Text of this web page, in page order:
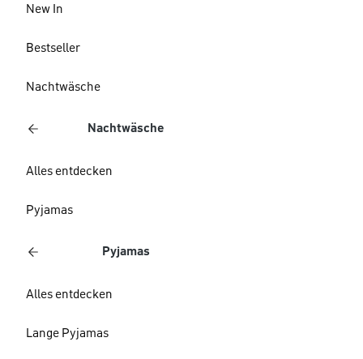
New In
Bestseller
Nachtwäsche
Nachtwäsche
Alles entdecken
Pyjamas
Pyjamas
Alles entdecken
Lange Pyjamas